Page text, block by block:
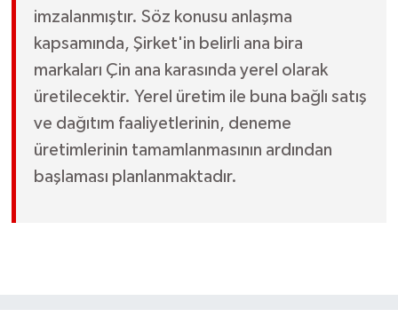
imzalanmıştır. Söz konusu anlaşma
kapsamında, Şirket'in belirli ana bira
markaları Çin ana karasında yerel olarak
üretilecektir. Yerel üretim ile buna bağlı satış
ve dağıtım faaliyetlerinin, deneme
üretimlerinin tamamlanmasının ardından
başlaması planlanmaktadır.